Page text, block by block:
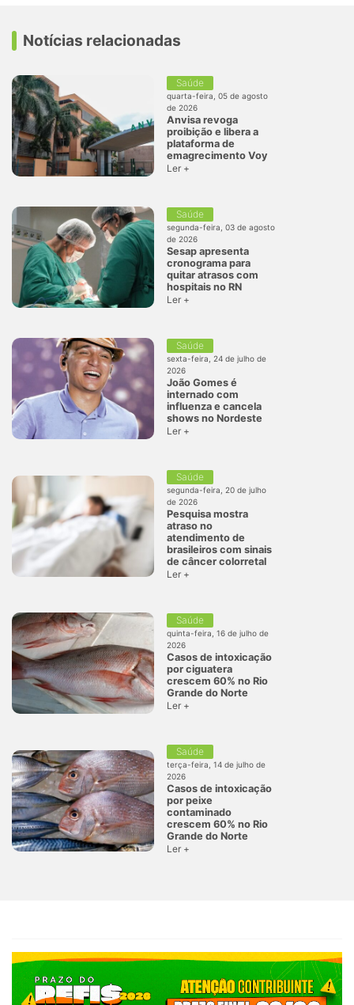
Notícias relacionadas
Saúde
quarta-feira, 05 de agosto
de 2026
Anvisa revoga
proibição e libera a
plataforma de
emagrecimento Voy
Ler +
Saúde
segunda-feira, 03 de agosto
de 2026
Sesap apresenta
cronograma para
quitar atrasos com
hospitais no RN
Ler +
Saúde
sexta-feira, 24 de julho de
2026
João Gomes é
internado com
influenza e cancela
shows no Nordeste
Ler +
Saúde
segunda-feira, 20 de julho
de 2026
Pesquisa mostra
atraso no
atendimento de
brasileiros com sinais
de câncer colorretal
Ler +
Saúde
quinta-feira, 16 de julho de
2026
Casos de intoxicação
por ciguatera
crescem 60% no Rio
Grande do Norte
Ler +
Saúde
terça-feira, 14 de julho de
2026
Casos de intoxicação
por peixe
contaminado
crescem 60% no Rio
Grande do Norte
Ler +